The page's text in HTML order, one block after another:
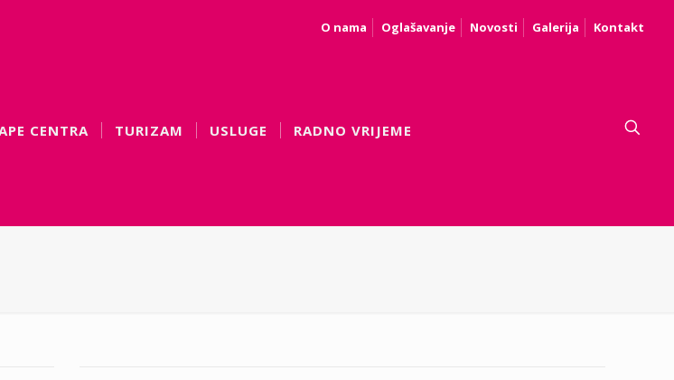
O nama Oglašavanje Novosti Galerija Kontakt
CENTRA TURIZAM USLUGE RADNO VRIJEME